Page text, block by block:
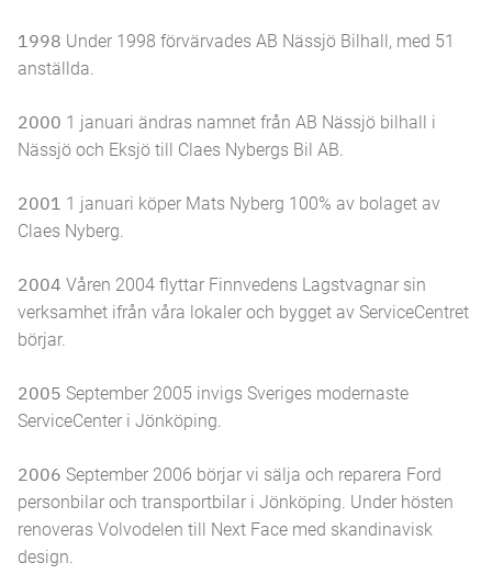
1998 Under 1998 förvärvades AB Nässjö Bilhall, med 51
anställda.
2000 1 januari ändras namnet från AB Nässjö bilhall i
Nässjö och Eksjö till Claes Nybergs Bil AB.
2001 1 januari köper Mats Nyberg 100% av bolaget av
Claes Nyberg.
2004 Våren 2004 flyttar Finnvedens Lagstvagnar sin
verksamhet ifrån våra lokaler och bygget av ServiceCentret
börjar.
2005 September 2005 invigs Sveriges modernaste
ServiceCenter i Jönköping.
2006 September 2006 börjar vi sälja och reparera Ford
personbilar och transportbilar i Jönköping. Under hösten
renoveras Volvodelen till Next Face med skandinavisk
design.